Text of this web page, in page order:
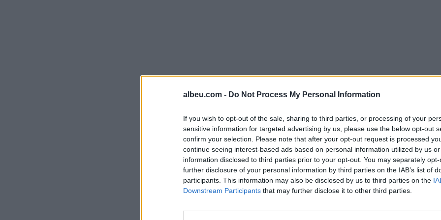
albeu.com - Do Not Process My Personal Information
If you wish to opt-out of the sale, sharing to third parties, or processing of your
sensitive information for targeted advertising by us, please use the below opt-out
confirm your selection. Please note that after your opt-out request is processed
continue seeing interest-based ads based on personal information utilized by us
information disclosed to third parties prior to your opt-out. You may separately
further disclosure of your personal information by third parties on the IAB’s list of
participants. This information may also be disclosed by us to third parties on the
Downstream Participants that may further disclose it to other third parties.